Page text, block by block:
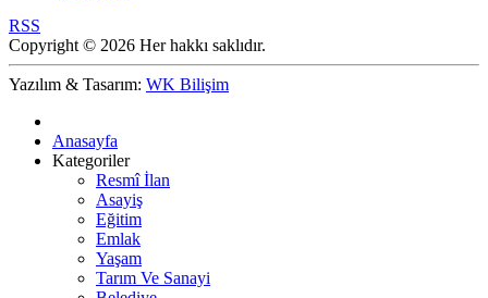
RSS
Copyright © 2026 Her hakkı saklıdır.
Yazılım & Tasarım: WK Bilişim
Anasayfa
Kategoriler
Resmî İlan
Asayiş
Eğitim
Emlak
Yaşam
Tarım Ve Sanayi